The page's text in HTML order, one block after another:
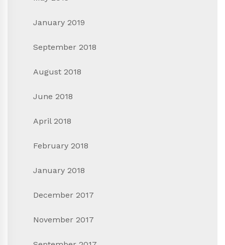
January 2019
September 2018
August 2018
June 2018
April 2018
February 2018
January 2018
December 2017
November 2017